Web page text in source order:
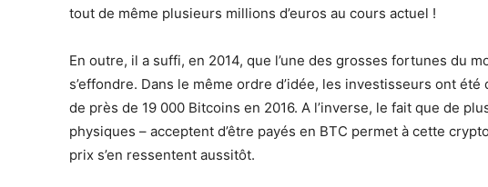
tout de même plusieurs millions d’euros au cours actuel !
En outre, il a suffi, en 2014, que l’une des grosses fortunes du
s’effondre. Dans le même ordre d’idée, les investisseurs ont
de près de 19 000 Bitcoins en 2016. A l’inverse, le fait que de
physiques – acceptent d’être payés en BTC permet à cette
prix s’en ressentent aussitôt.